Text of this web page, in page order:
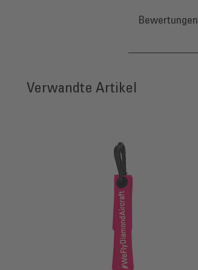
Bewertungen
Press to skip carousel
Verwandte Artikel